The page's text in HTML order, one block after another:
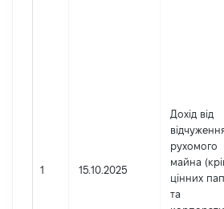
1 15.10.2025
Дохід від
рухомого
майна
цінних
та